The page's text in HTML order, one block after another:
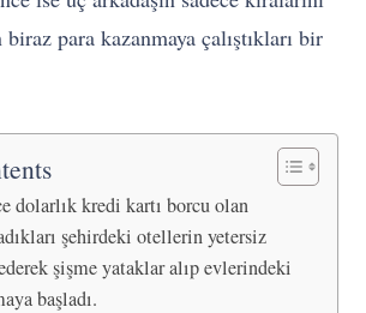
para kazanmaya çalıştıkları bir
dolarlık kredi kartı borcu olan
şehirdeki otellerin yetersiz
şişme yataklar alıp evlerindeki
başladı.